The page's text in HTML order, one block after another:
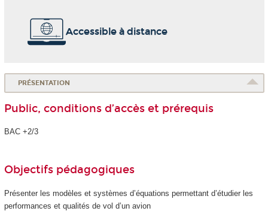
Accessible à distance
PRÉSENTATION
Public, conditions d’accès et prérequis
BAC +2/3
Objectifs pédagogiques
Présenter les modèles et systèmes d’équations permettant d’étudier les
performances et qualités de vol d’un avion